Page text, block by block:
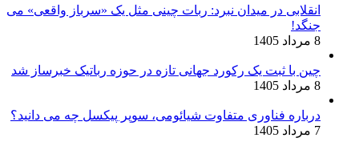
انقلابی در میدان نبرد: ربات چینی مثل یک «سرباز واقعی» می‌
جنگد!
8 مرداد 1405
چین با ثبت یک رکورد جهانی تازه در حوزه رباتیک خبرساز شد
8 مرداد 1405
درباره فناوری متفاوت شیائومی، سوپر پیکسل چه می دانید؟
7 مرداد 1405